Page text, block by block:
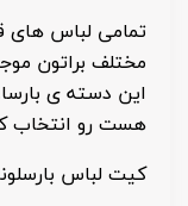
تمامی لباس های
مختلف براتون
این دسته ی
هست رو انتخاب
کیت لباس